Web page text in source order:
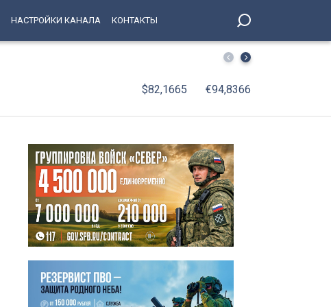
НАСТРОЙКИ КАНАЛА КОНТАКТЫ
На поле стадиона «Петровский» вышли лучшие игроки
$82,1665 €94,8366